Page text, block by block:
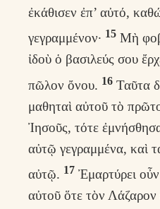
ἐκάθισεν ἐπ’ αὐτό,
γεγραμμένον· 15 Μὴ
ἰδοὺ ὁ βασιλεύς σου
πῶλον ὄνου. 16 Ταῦτα
μαθηταὶ αὐτοῦ τὸ
Ἰησοῦς, τότε
αὐτῷ γεγραμμένα, καὶ
αὐτῷ. 17 Ἐμαρτύρει
αὐτοῦ ὅτε τὸν